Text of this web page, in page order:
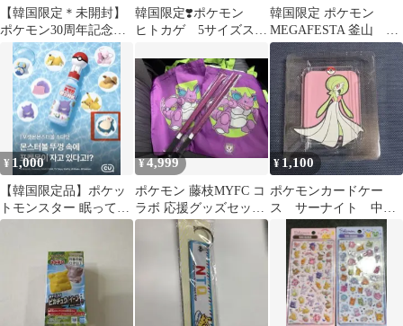
【韓国限定＊未開封】
ポケモン30周年記念ス
テッカー 10パック 限定
ステッカー
韓国限定❣️ポケモン
ヒトカゲ 5サイズステ
韓国限定 ポケモン
MEGAFESTA 釜山 ヤ
ドン ぬいぐるみ
¥ 1,000
【韓国限定品】ポケッ
トモンスター 眠ってい
るポケモン カビゴン フ
¥4,999
ポケモン 藤枝MYFC コ
ラボ 応援グッズセッ
ト エコバッグ
¥ 1,100
ポケモンカードケー
ス サーナイト 中国
限定の正規品(ポケモン
カードは付きません)